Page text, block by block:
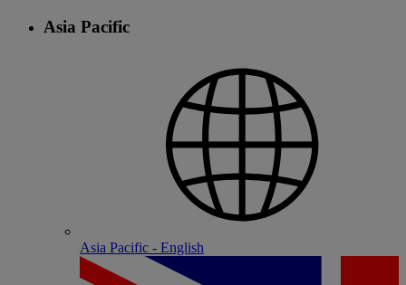
Asia Pacific
Asia Pacific - English